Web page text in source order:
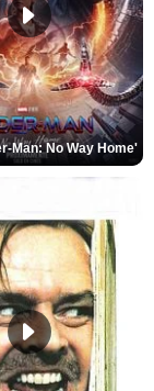
Man: No Way Home'